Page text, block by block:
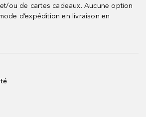
et/ou de cartes cadeaux. Aucune option
d’expédition en livraison en